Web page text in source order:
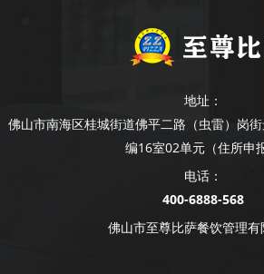
地址：
佛山市南海区桂城街道佛平二路（虫雷）岗
编16室02单元（住所申报
电话：
400-6888-568
佛山市至尊比萨餐饮管理有